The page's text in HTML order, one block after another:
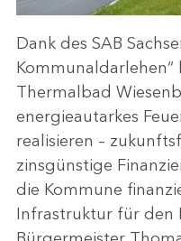
Dank des SAB
Thermalbad
energieautarkes
realisieren –
zinsgünstige
die Kommune
Infrastruktur für den